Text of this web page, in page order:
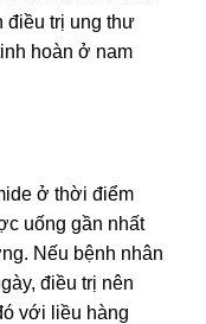
điều trị ung thư
hoàn ở nam
ở thời điểm
uống gần nhất
Nếu bệnh nhân
điều trị nên
với liều hàng